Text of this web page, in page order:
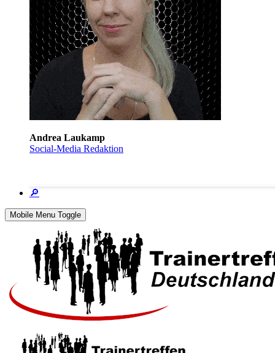
Andrea Laukamp
Social-Media Redaktion
🔎
Mobile Menu Toggle